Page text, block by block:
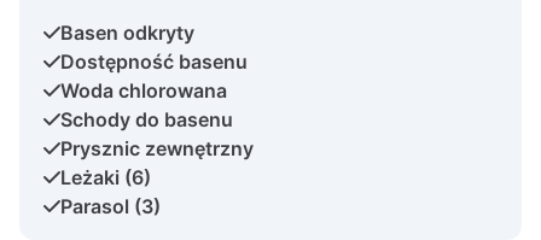
Basen odkryty
Dostępność basenu
Woda chlorowana
Schody do basenu
Prysznic zewnętrzny
Leżaki (6)
Parasol (3)